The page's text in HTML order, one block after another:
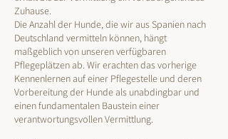
Zuhause.
Die Anzahl der Hunde, die wir aus Spanien nach
Deutschland vermitteln können, hängt
maßgeblich von unseren verfügbaren
Pflegeplätzen ab. Wir erachten das vorherige
Kennenlernen auf einer Pflegestelle und deren
Vorbereitung der Hunde als unabdingbar und
einen fundamentalen Baustein einer
verantwortungsvollen Vermittlung.